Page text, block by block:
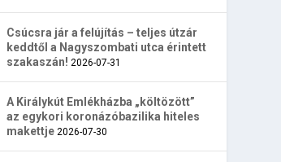
Csúcsra jár a felújítás – teljes útzár
keddtől a Nagyszombati utca érintett
szakaszán! 2026-07-31
A Királykút Emlékházba „költözött”
az egykori koronázóbazilika hiteles
makettje 2026-07-30